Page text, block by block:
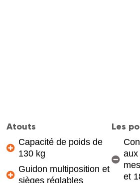
Atouts
Capacité de poids de
130 kg
Guidon multiposition et
sièges réglables
Les
aux
et